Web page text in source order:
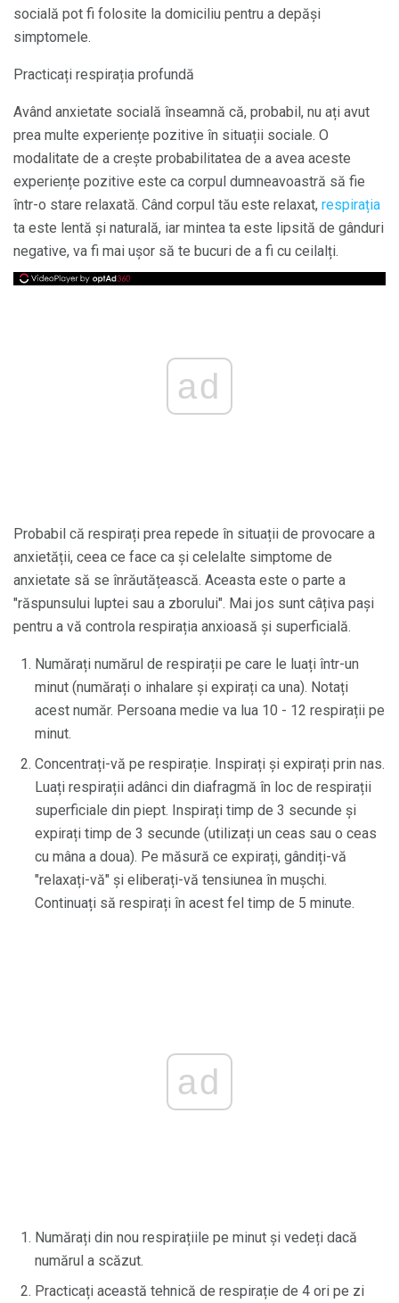
socială pot fi folosite la domiciliu pentru a depăși
simptomele.
Practicați respirația profundă
Având anxietate socială înseamnă că, probabil, nu ați avut
prea multe experiențe pozitive în situații sociale. O
modalitate de a crește probabilitatea de a avea aceste
experiențe pozitive este ca corpul dumneavoastră să fie
într-o stare relaxată. Când corpul tău este relaxat, respirația
ta este lentă și naturală, iar mintea ta este lipsită de gânduri
negative, va fi mai ușor să te bucuri de a fi cu ceilalți.
ad
Probabil că respirați prea repede în situații de provocare a
anxietății, ceea ce face ca și celelalte simptome de
anxietate să se înrăutățească. Aceasta este o parte a
"răspunsului luptei sau a zborului". Mai jos sunt câțiva pași
pentru a vă controla respirația anxioasă și superficială.
Numărați numărul de respirații pe care le luați într-un
minut (numărați o inhalare și expirați ca una). Notați
acest număr. Persoana medie va lua 10 - 12 respirații pe
minut.
Concentrați-vă pe respirație. Inspirați și expirați prin nas.
Luați respirații adânci din diafragmă în loc de respirații
superficiale din piept. Inspirați timp de 3 secunde și
expirați timp de 3 secunde (utilizați un ceas sau o ceas
cu mâna a doua). Pe măsură ce expirați, gândiți-vă
"relaxați-vă" și eliberați-vă tensiunea în mușchi.
Continuați să respirați în acest fel timp de 5 minute.
ad
Numărați din nou respirațiile pe minut și vedeți dacă
numărul a scăzut.
Practicați această tehnică de respirație de 4 ori pe zi